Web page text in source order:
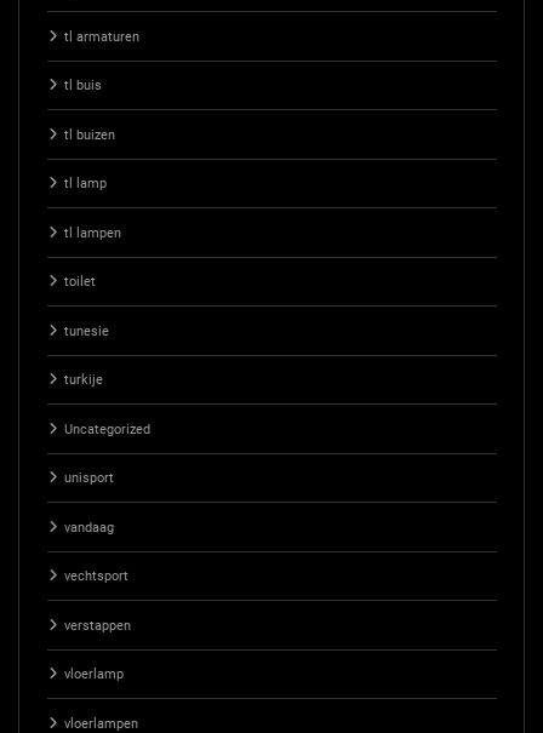
tl armaturen
tl buis
tl buizen
tl lamp
tl lampen
toilet
tunesie
turkije
Uncategorized
unisport
vandaag
vechtsport
verstappen
vloerlamp
vloerlampen